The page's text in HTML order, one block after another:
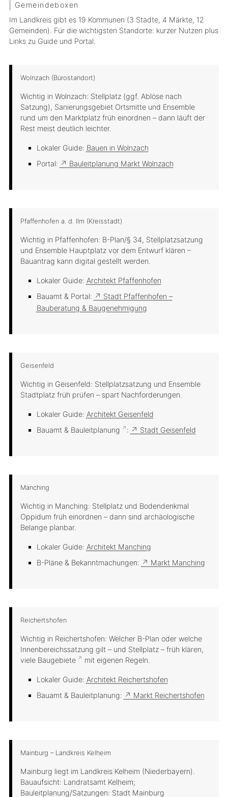
Gemeindeboxen
Im Landkreis gibt es 19 Kommunen (3 Städte, 4 Märkte, 12
Gemeinden). Für die wichtigsten Standorte: kurzer Nutzen plus
Links zu Guide und Portal.
Wolnzach (Bürostandort)
Wichtig in Wolnzach: Stellplatz (ggf. Ablöse nach
Satzung), Sanierungsgebiet Ortsmitte und Ensemble
rund um den Marktplatz früh einordnen – dann läuft der
Rest meist deutlich leichter.
Lokaler Guide: Bauen in Wolnzach
Portal: ↗ Bauleitplanung Markt Wolnzach
Pfaffenhofen a. d. Ilm (Kreisstadt)
Wichtig in Pfaffenhofen: B-Plan/§ 34, Stellplatzsatzung
und Ensemble Hauptplatz vor dem Entwurf klären –
Bauantrag kann digital gestellt werden.
Lokaler Guide: Architekt Pfaffenhofen
Bauamt & Portal: ↗ Stadt Pfaffenhofen –
Bauberatung & Baugenehmigung
Geisenfeld
Wichtig in Geisenfeld: Stellplatzsatzung und Ensemble
Stadtplatz früh prüfen – spart Nachforderungen.
Lokaler Guide: Architekt Geisenfeld
Bauamt & Bauleitplanung : ↗ Stadt Geisenfeld
Manching
Wichtig in Manching: Stellplatz und Bodendenkmal
Oppidum früh einordnen – dann sind archäologische
Belange planbar.
Lokaler Guide: Architekt Manching
B-Pläne & Bekanntmachungen: ↗ Markt Manching
Reichertshofen
Wichtig in Reichertshofen: Welcher B-Plan oder welche
Innenbereichssatzung gilt – und Stellplatz – früh klären,
viele Baugebiete mit eigenen Regeln.
Lokaler Guide: Architekt Reichertshofen
Bauamt & Bauleitplanung: ↗ Markt Reichertshofen
Mainburg – Landkreis Kelheim
Mainburg liegt im Landkreis Kelheim (Niederbayern).
Bauaufsicht: Landratsamt Kelheim;
Bauleitplanung/Satzungen: Stadt Mainburg